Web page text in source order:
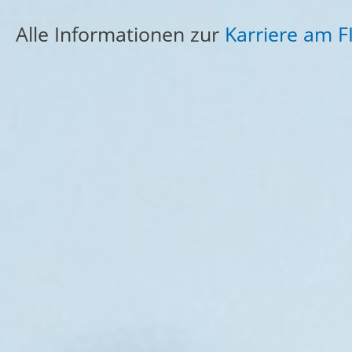
Alle Informationen zur Karriere am